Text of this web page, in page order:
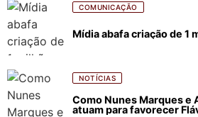
COMUNICAÇÃO
Mídia abafa criação de 1
NOTÍCIAS
Como Nunes Marques e
atuam para favorecer